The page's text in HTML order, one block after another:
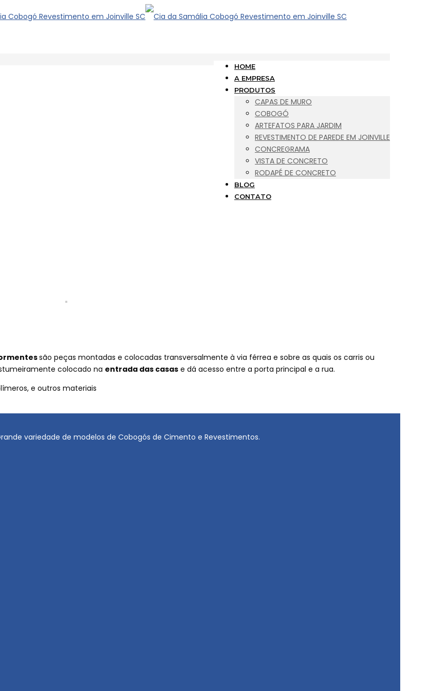
HOME
A EMPRESA
PRODUTOS
CAPAS DE MURO
COBOGÓ
ARTEFATOS PARA JARDIM
REVESTIMENTO DE PAREDE EM JOINVILLE
CONCREGRAMA
VISTA DE CONCRETO
RODAPÉ DE CONCRETO
BLOG
CONTATO
são peças montadas e colocadas transversalmente à via férrea e sobre as quais os carris ou
colocado na entrada das casas e dá acesso entre a porta principal e a rua.
e outros materiais
variedade de modelos de Cobogós de Cimento e Revestimentos.